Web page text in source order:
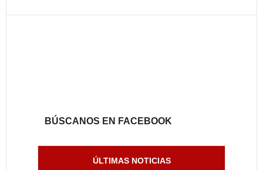
BÚSCANOS EN FACEBOOK
ÚLTIMAS NOTICIAS